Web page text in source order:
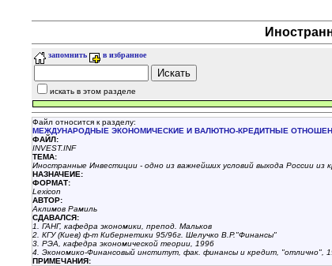
запомнить в избранное
искать в этом разделе
Файл относится к разделу:
МЕЖДУНАРОДНЫЕ ЭКОНОМИЧЕСКИЕ И ВАЛЮТНО-КРЕДИТНЫЕ
ФАЙЛ:
INVEST.INF
ТЕМА:
Иностранные Инвестиции - одно из важнейших условий выхода России из
НАЗНАЧЕИЕ:
ФОРМАТ:
Lexicon
АВТОР:
Аклимов Рамиль
СДАВАЛСЯ:
1. ГАНГ, кафедра экономики, препод. Мальков
2. КГУ (Киев) ф-т Кибернетики 95/96г. Шелучко В.Р."Финансы"
3. РЭА, кафедра экономической теории, 1996
4. Экономико-Финансовый институт, фак. финансы и кредит, "отлично",
ПРИМЕЧАНИЯ: